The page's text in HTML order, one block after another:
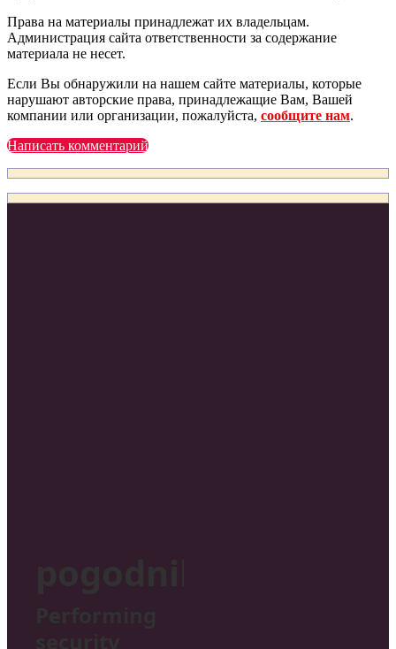
Права на материалы принадлежат их владельцам.
Администрация сайта ответственности за содержание
материала не несет.
Если Вы обнаружили на нашем сайте материалы, которые
нарушают авторские права, принадлежащие Вам, Вашей
компании или организации, пожалуйста, сообщите нам.
Написать комментарий